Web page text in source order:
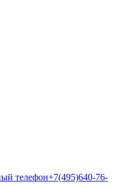
телефон+7(495)640-76-